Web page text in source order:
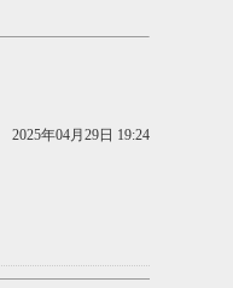
2025年04月29日 19:24